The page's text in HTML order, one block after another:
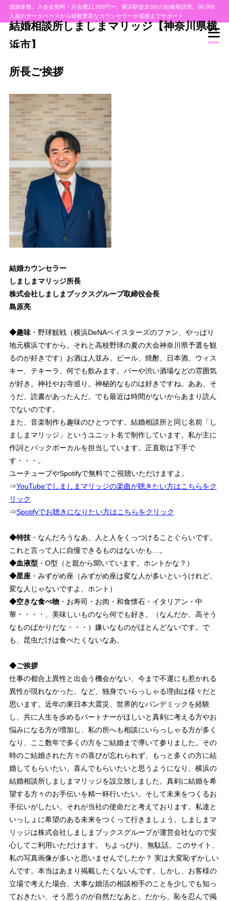
成婚多数。入会金無料・月会費11,000円〜。横浜駅徒歩3分の結婚相談所。66,000
人超のデータベースから経験豊富なカウンセラーが成婚までサポート
結婚相談所しましまマリッジ【神奈川県横
浜市】
MENU
所長ご挨拶
結婚カウンセラー
しましまマリッジ所長
株式会社しましまブックスグループ取締役会長
島原亮
◆趣味・野球観戦（横浜DeNAベイスターズのファン、やっぱり
地元横浜ですから。それと高校野球の夏の大会神奈川県予選を観
るのが好きです）お酒は人並み。ビール、焼酎、日本酒、ウィス
キー、テキーラ、何でも飲みます。バーや渋い酒場などの雰囲気
が好き。神社やお寺巡り。神秘的なものは好きですね。ああ、そ
うだ、読書があったんだ。でも最近は時間がないからあまり読ん
でないのです。
また、音楽制作も趣味のひとつです。結婚相談所と同じ名前「し
ましまマリッジ」というユニット名で制作しています。私が主に
作詞とバックボーカルを担当しています。正直歌は下手で
す・・・。
ユーチューブやSpotifyで無料でご視聴いただけますよ。
⇒YouTubeでしましまマリッジの楽曲が聴きたい方はこちらをク
リック
⇒Spotifyでお聴きになりたい方はこちらをクリック
◆特技・なんだろうなあ、人と人をくっつけることぐらいです。
これと言って人に自慢できるものはないかも…。
◆血液型 ・O型（と親から聞いています。ホントかな？）
◆星座・みずがめ座（みずがめ座は変な人が多いというけれど、
変な人じゃないですよ、ホント）
◆空きな食べ物・お寿司・お肉・和食懐石・イタリアン・中
華・・・・、美味しいものなら何でも好き。（なんだか、高そう
なものばかりだな・・・）嫌いなものがほとんどないです。で
も、昆虫だけは食べたくないなあ。
◆ご挨拶
仕事の都合上異性と出会う機会がない、今まで不運にも惹かれる
異性が現れなかった、など、独身でいらっしゃる理由は様々だと
思います。近年の東日本大震災、世界的なパンデミックを経験
し、共に人生を歩めるパートナーがほしいと真剣に考える方やお
悩みになる方が増加し、私の所へも相談にいらっしゃる方が多く
なり、ここ数年で多くの方をご結婚まで導いて参りました。その
時のご結婚された方々の喜びが忘れられず、もっと多くの方に結
婚してもらいたい。喜んでもらいたいと思うようになり、横浜の
結婚相談所しましまマリッジを設立致しました。真剣に結婚を希
望する方々のお手伝いを精一杯行いたい。そして未来をつくるお
手伝いがしたい。それが当社の使命だと考えております。私達と
いっしょに希望のある未来をつくって行きましょう。しましまマ
リッジは株式会社しましまブックスグループが運営会社なので安
心してご利用いただけます。 ちよっぴり、無駄話。このサイト、
私の写真画像が多いと思いませんでしたか？ 実は大変恥ずかしい
んです。本当はあまり掲載したくないんです。しかし、お客様の
立場で考えた場合、大事な婚活の相談相手のことを少しでも知っ
ておきたい、そう思うのが自然だなあと。だから、恥を忍んで掲